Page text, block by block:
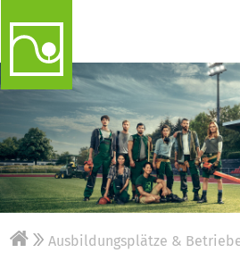
Ausbildungsplätze &